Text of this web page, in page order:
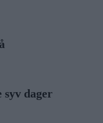
syv dager